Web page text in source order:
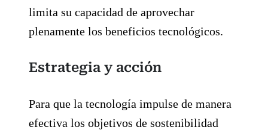
limita su capacidad de aprovechar
plenamente los beneficios tecnológicos.
Estrategia y acción
Para que la tecnología impulse de manera
efectiva los objetivos de sostenibilidad